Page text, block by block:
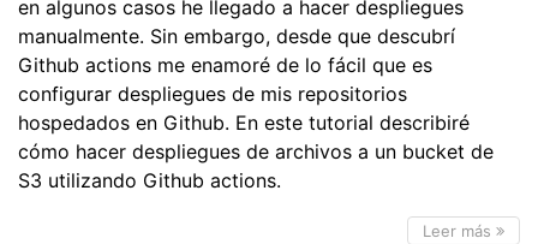
en algunos casos he llegado a hacer despliegues
manualmente. Sin embargo, desde que descubrí
Github actions me enamoré de lo fácil que es
configurar despliegues de mis repositorios
hospedados en Github. En este tutorial describiré
cómo hacer despliegues de archivos a un bucket de
S3 utilizando Github actions.
Leer más